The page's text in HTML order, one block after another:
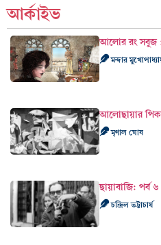
আর্কাইভ
আলোর রং সবুজ
মন্দার
আলোছায়ার
মৃণাল ঘোষ
ছায়াবাজি: পর্ব ৬
চন্দ্রিল ভট্টাচার্য